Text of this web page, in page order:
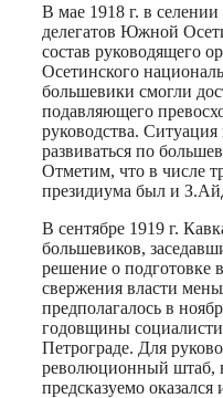
В мае 1918 г. в селении
делегатов Южной
состав руководящего
Осетинского
большевики смогли
подавляющего
руководства.
развиваться по
Отметим, что в числе
президиума был и
В сентябре 1919 г.
большевиков,
решение о подготовке
свержения власти
предполагалось в
годовщины
Петрограде. Для
революционный штаб,
предсказуемо